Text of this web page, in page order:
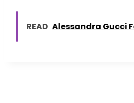
READ Alessandra Gucci